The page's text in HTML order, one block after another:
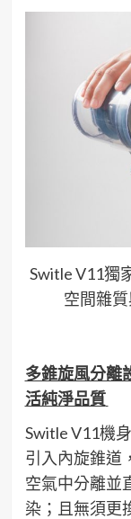
Switle V11獨
空間雜
多錐旋風分
活純淨品質
Switle V11機
引入內旋錐道
空氣中分離並
染；且無須更